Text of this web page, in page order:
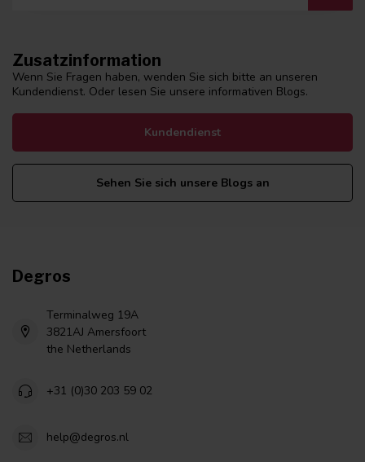
Zusatzinformation
Wenn Sie Fragen haben, wenden Sie sich bitte an unseren
Kundendienst. Oder lesen Sie unsere informativen Blogs.
Kundendienst
Sehen Sie sich unsere Blogs an
Degros
Terminalweg 19A
3821AJ Amersfoort
the Netherlands
+31 (0)30 203 59 02
help@degros.nl